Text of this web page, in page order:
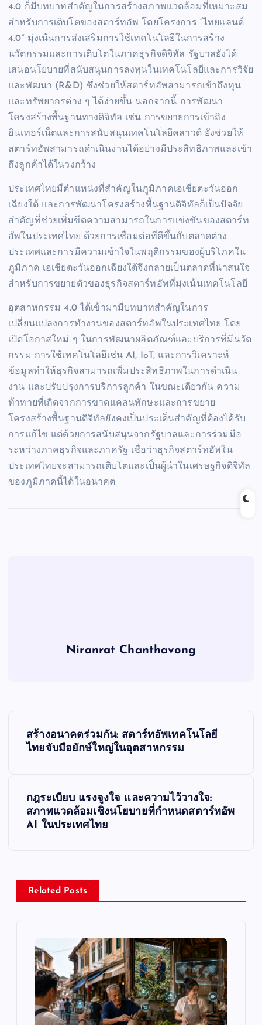
4.0 ก็มีบทบาทสำคัญในการสร้างสภาพแวดล้อมที่เหมาะสม
สำหรับการเติบโตของสตาร์ทอัพ โดยโครงการ “ไทยแลนด์
4.0” มุ่งเน้นการส่งเสริมการใช้เทคโนโลยีในการสร้าง
นวัตกรรมและการเติบโตในภาคธุรกิจดิจิทัล รัฐบาลยังได้
เสนอนโยบายที่สนับสนุนการลงทุนในเทคโนโลยีและการวิจัย
และพัฒนา (R&D) ซึ่งช่วยให้สตาร์ทอัพสามารถเข้าถึงทุน
และทรัพยากรต่าง ๆ ได้ง่ายขึ้น นอกจากนี้ การพัฒนา
โครงสร้างพื้นฐานทางดิจิทัล เช่น การขยายการเข้าถึง
อินเทอร์เน็ตและการสนับสนุนเทคโนโลยีคลาวด์ ยังช่วยให้
สตาร์ทอัพสามารถดำเนินงานได้อย่างมีประสิทธิภาพและเข้า
ถึงลูกค้าได้ในวงกว้าง
ประเทศไทยมีตำแหน่งที่สำคัญในภูมิภาคเอเชียตะวันออก
เฉียงใต้ และการพัฒนาโครงสร้างพื้นฐานดิจิทัลก็เป็นปัจจัย
สำคัญที่ช่วยเพิ่มขีดความสามารถในการแข่งขันของสตาร์ท
อัพในประเทศไทย ด้วยการเชื่อมต่อที่ดีขึ้นกับตลาดต่าง
ประเทศและการมีความเข้าใจในพฤติกรรมของผู้บริโภคใน
ภูมิภาค เอเชียตะวันออกเฉียงใต้จึงกลายเป็นตลาดที่น่าสนใจ
สำหรับการขยายตัวของธุรกิจสตาร์ทอัพที่มุ่งเน้นเทคโนโลยี
อุตสาหกรรม 4.0 ได้เข้ามามีบทบาทสำคัญในการ
เปลี่ยนแปลงการทำงานของสตาร์ทอัพในประเทศไทย โดย
เปิดโอกาสใหม่ ๆ ในการพัฒนาผลิตภัณฑ์และบริการที่มีนวัต
กรรม การใช้เทคโนโลยีเช่น AI, IoT, และการวิเคราะห์
ข้อมูลทำให้ธุรกิจสามารถเพิ่มประสิทธิภาพในการดำเนิน
งาน และปรับปรุงการบริการลูกค้า ในขณะเดียวกัน ความ
ท้าทายที่เกิดจากการขาดแคลนทักษะและการขยาย
โครงสร้างพื้นฐานดิจิทัลยังคงเป็นประเด็นสำคัญที่ต้องได้รับ
การแก้ไข แต่ด้วยการสนับสนุนจากรัฐบาลและการร่วมมือ
ระหว่างภาคธุรกิจและภาครัฐ เชื่อว่าธุรกิจสตาร์ทอัพใน
ประเทศไทยจะสามารถเติบโตและเป็นผู้นำในเศรษฐกิจดิจิทัล
ของภูมิภาคนี้ได้ในอนาคต
Niranrat Chanthavong
v
สร้างอนาคตร่วมกัน: สตาร์ทอัพเทคโนโลยี
ไทยจับมือยักษ์ใหญ่ในอุตสาหกรรม
กฎระเบียบ แรงจูงใจ และความไว้วางใจ:
สภาพแวดล้อมเชิงนโยบายที่กำหนดสตาร์ทอัพ
AI ในประเทศไทย
Related Posts